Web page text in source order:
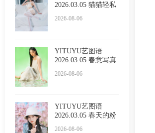
2026.03.05 猫猫轻私
2026-08-06
YITUYU艺图语
2026.03.05 春意写真
2026-08-06
YITUYU艺图语
2026.03.05 春天的粉
2026-08-06